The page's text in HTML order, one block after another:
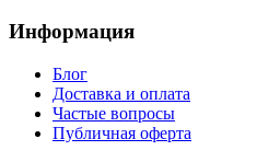
Информация
Блог
Доставка и оплата
Частые вопросы
Публичная оферта